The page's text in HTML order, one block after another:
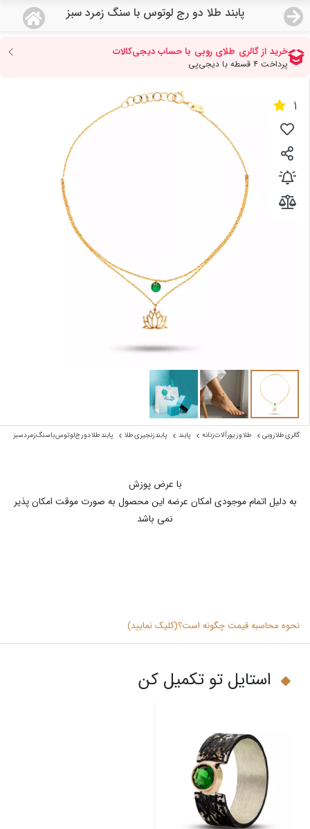
پابند طلا دو رج لوتوس با سنگ زمرد سبز
منو
صفحه اصلی
دسته بندی محصولات
نمایندگی ها
مجله روبی
1
گالری طلا روبی طلا و زیورآلات زنانه پابند پابند زنجیری طلا پابند طلا دو رج لوتوس با سنگ زمرد سبز
با عرض پوزش
به دلیل اتمام موجودی امکان عرضه این محصول به صورت موقت امکان پذیر
نمی باشد
نحوه محاسبه قیمت چگونه است؟(کلیک نمایید)
استایل تو تکمیل کن